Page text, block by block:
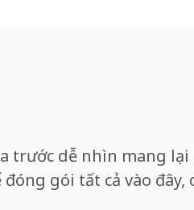
trước dễ nhìn mang lại
gói tất cả vào đây,